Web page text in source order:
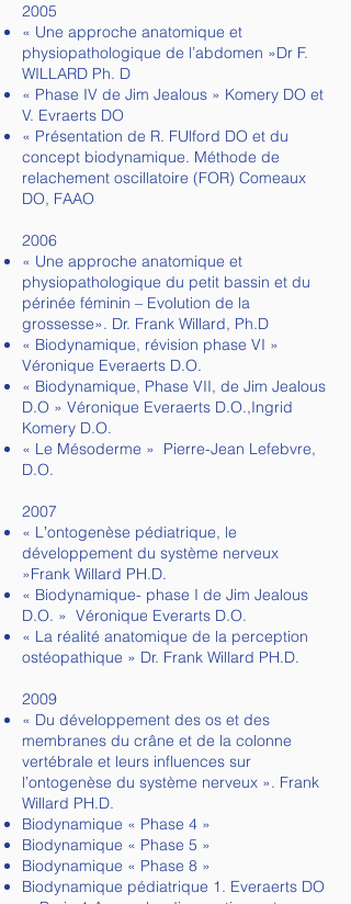
2005
« Une approche anatomique et
physiopathologique de l’abdomen »Dr F.
WILLARD Ph. D
« Phase IV de Jim Jealous » Komery DO et
V. Evraerts DO
« Présentation de R. FUlford DO et du
concept biodynamique. Méthode de
relachement oscillatoire (FOR) Comeaux
DO, FAAO
2006
« Une approche anatomique et
physiopathologique du petit bassin et du
périnée féminin – Evolution de la
grossesse». Dr. Frank Willard, Ph.D
« Biodynamique, révision phase VI »
Véronique Everaerts D.O.
« Biodynamique, Phase VII, de Jim Jealous
D.O » Véronique Everaerts D.O.,Ingrid
Komery D.O.
« Le Mésoderme » Pierre-Jean Lefebvre,
D.O.
2007
« Lʼontogenèse pédiatrique, le
développement du système nerveux
»Frank Willard PH.D.
« Biodynamique- phase I de Jim Jealous
D.O. » Véronique Everarts D.O.
« La réalité anatomique de la perception
ostéopathique » Dr. Frank Willard PH.D.
2009
« Du développement des os et des
membranes du crâne et de la colonne
vertébrale et leurs influences sur
l’ontogenèse du système nerveux ». Frank
Willard PH.D.
Biodynamique « Phase 4 »
Biodynamique « Phase 5 »
Biodynamique « Phase 8 »
Biodynamique pédiatrique 1. Everaerts DO